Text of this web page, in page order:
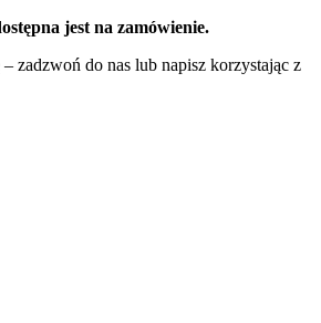
jest na zamówienie.
zadzwoń do nas lub napisz korzystając z